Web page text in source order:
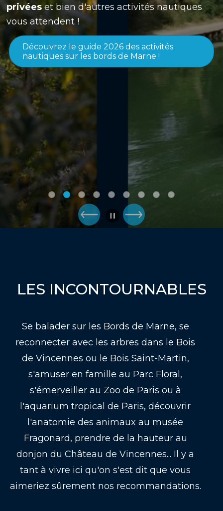
privées et bien d'autres activités nautiques
vous attendent !
Découvrez le guide 2026 des activités
nautiques sur les bords de Marne !
LES INCONTOURNABLES
Se balader sur les Bords de Marne, se
reconnecter avec les arbres dans le Bois
de Vincennes ou le Bois Saint-Martin,
s'amuser en famille au Parc Floral,
s'émerveiller au Zoo de Paris ou à
l'aquarium tropical de Paris, découvrir
l'anatomie des animaux au musée
Fragonard, prendre de la hauteur au
donjon du Château de Vincennes... Il y a
tant à vivre ici qu'on s'est dit que vous
aimeriez sûrement nos recommandations.